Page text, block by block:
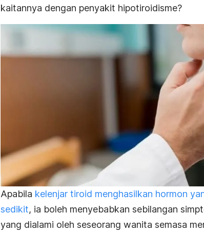
kaitannya dengan penyakit hipotiroidisme?
Apabila kelenjar tiroid menghasilkan hormon
sedikit, ia boleh menyebabkan sebilangan
yang dialami oleh seseorang wanita semasa